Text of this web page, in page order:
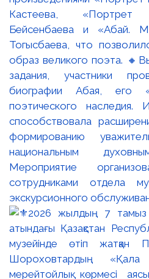
Кастеева,
Бейсенбаева и «Абай.
Тогысбаева, что
образ великого поэта.
задания, участники
биографии Абая, его
поэтического наследия.
способствовала
формированию
национальным
Мероприятие
сотрудниками отдела
экскурсионного